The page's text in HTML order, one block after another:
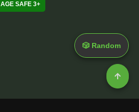
🎲 Random
AGE SAFE 3+